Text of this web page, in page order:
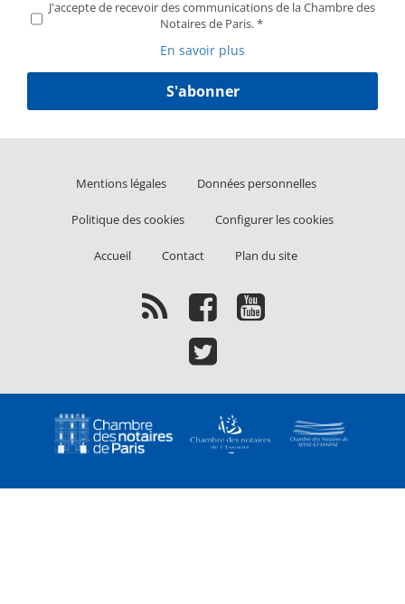
J'accepte de recevoir des communications de la Chambre des
Notaires de Paris.
En savoir plus
S'abonner
Mentions légales Données personnelles
Politique des cookies Configurer les cookies
Accueil Contact Plan du site